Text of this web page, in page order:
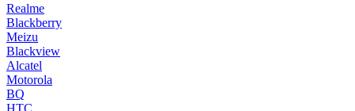
Realme
Blackberry
Meizu
Blackview
Alcatel
Motorola
BQ
HTC